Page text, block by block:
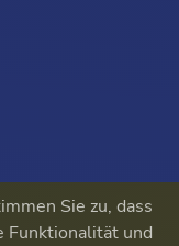
Sie zu, dass
Funktionalität und